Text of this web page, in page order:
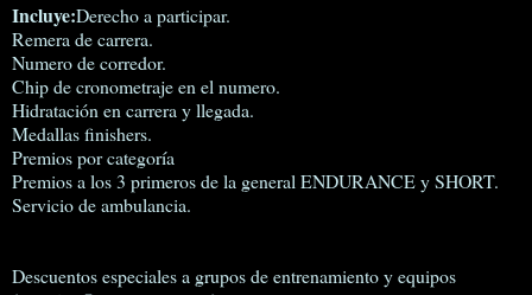
Incluye:Derecho a participar.
Remera de carrera.
Numero de corredor.
Chip de cronometraje en el numero.
Hidratación en carrera y llegada.
Medallas finishers.
Premios por categoría
Premios a los 3 primeros de la general ENDURANCE y SHORT.
Servicio de ambulancia.
Descuentos especiales a grupos de entrenamiento y equipos